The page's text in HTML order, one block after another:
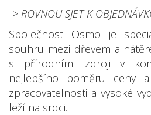
-> ROVNOU SJET K
Společnost Osmo je
souhru mezi dřevem a
s přírodními zdroji v
nejlepšího poměru ceny
zpracovatelnosti a vysoké
leží na srdci.